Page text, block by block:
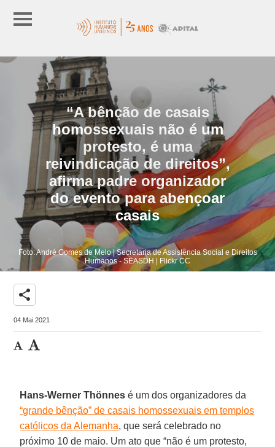
“A bênção de casais
homossexuais não é um
protesto, é uma
reivindicação de direitos”,
afirma padre organizador
do evento para abençoar
casais
Foto: André Gomes de Melo | Secretaria de Assistência Social e Direitos
Humanos - SEASDH | Flickr CC
share
04 Mai 2021
Hans-Werner Thönnes é um dos organizadores da
“grande bênção” de casais homossexuais em templos
católicos da Alemanha, que será celebrado no
próximo 10 de maio. Um ato que “não é um protesto,